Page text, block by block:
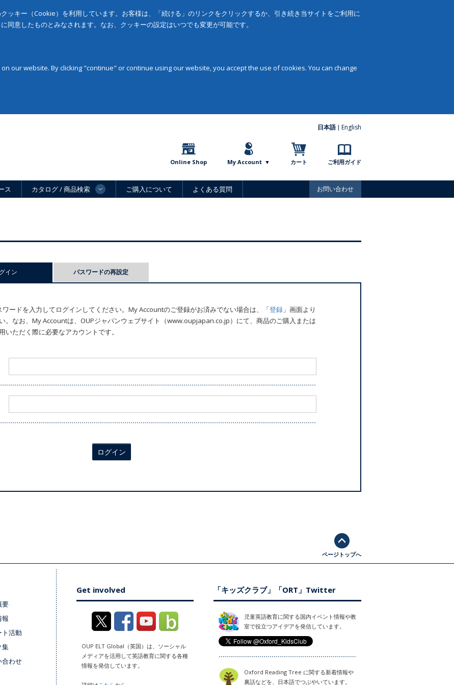
ッキー（Cookie）を利用しています。お客様は、「続ける」のリンクをクリックするか、引き続き当サイトをご利用に
同意したものとみなされます。なお、クッキーの設定はいつでも変更が可能です。
our website. By clicking "continue" or continue using our website, you accept the use of cookies. You can change
日本語 English
Online Shop My Account カート ご利用ガイド
ス カタログ / 商品検索 ご購入について よくある質問 お問い合わせ
イン パスワードの再設定
ードを入力してログインしてください。My Accountのご登録がお済みでない場合は、「登録 」画面より
。なお、My Accountは、OUPジャパンウェブサイト（www.oupjapan.co.jp）にて、商品のご購入または
ただく際に必要なアカウントです。
ログイン
ページトップへ
要
報
ト活動
集
合わせ
Get involved
OUP ELT Global（英国）は、ソーシャル
メディアを活用して英語教育に関する各種
情報を発信しています。
「キッズクラブ」「ORT」Twitter
児童英語教育に関する国内イベント情報や教
室で役立つアイデアを発信しています。
Oxford Reading Tree に関する新着情報や
裏話などを、日本語でつぶやいています。